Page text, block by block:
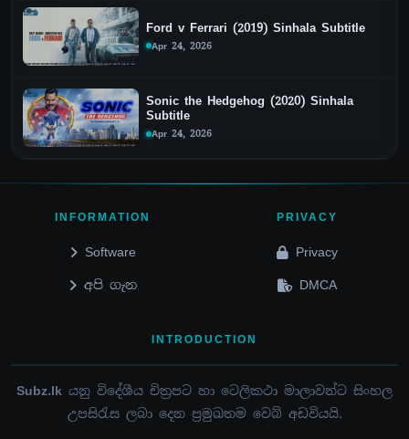
Ford v Ferrari (2019) Sinhala Subtitle
Apr 24, 2026
Sonic the Hedgehog (2020) Sinhala
Subtitle
Apr 24, 2026
INFORMATION
Software
අපි ගැන
PRIVACY
Privacy
DMCA
INTRODUCTION
Subz.lk යනු විදේශීය චිත්‍රපට හා ටෙලිකථා මාලාවන්ට සිංහල
උපසිරැස ලබා දෙන ප්‍රමුඛතම වෙබ් අඩවියයි.